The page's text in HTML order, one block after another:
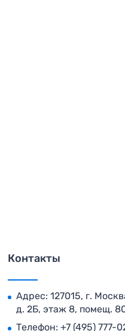
Контакты
Адрес: 127015, г.
д. 2Б, этаж 8, помещ.
Телефон: +7 (495) 777-